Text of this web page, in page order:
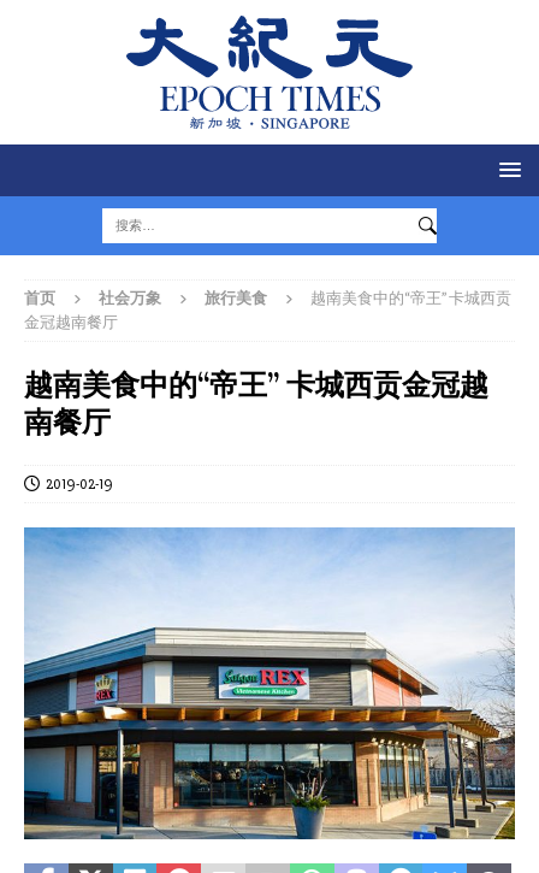
首页 社会万象 旅行美食
越南美食中的“帝王” 卡城西贡
金冠越南餐厅
越南美食中的“帝王” 卡城西贡金冠越
南餐厅
2019-02-19